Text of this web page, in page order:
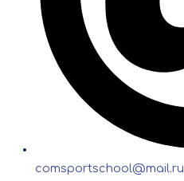
comsportschool@mail.ru